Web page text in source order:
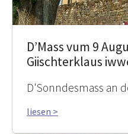
D’Mass vum 9
Giischterklaus
D'Sonndesmass an
liesen >